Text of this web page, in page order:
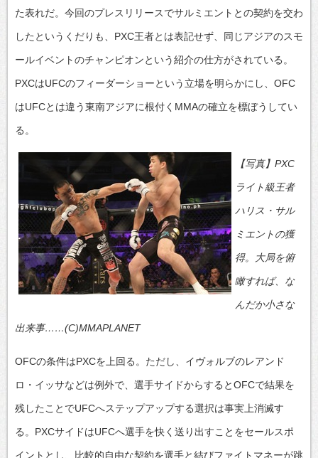
た表れだ。今回のプレスリリースでサルミエントとの契約を交わ
したというくだりも、PXC王者とは表記せず、同じアジアのスモ
ールイベントのチャンピオンという紹介の仕方がされている。
PXCはUFCのフィーダーショーという立場を明らかにし、OFC
はUFCとは違う東南アジアに根付くMMAの確立を標ぼうしてい
る。
【写真】PXC
ライト級王者
ハリス・サル
ミエントの獲
得。大局を俯
瞰すれば、な
んだか小さな
出来事……(C)MMAPLANET
OFCの条件はPXCを上回る。ただし、イヴォルブのレアンド
ロ・イッサなどは例外で、選手サイドからするとOFCで結果を
残したことでUFCへステップアップする選択は事実上消滅す
る。PXCサイドはUFCへ選手を快く送り出すことをセールスポ
イントとし、比較的自由な契約を選手と結びファイトマネーが跳